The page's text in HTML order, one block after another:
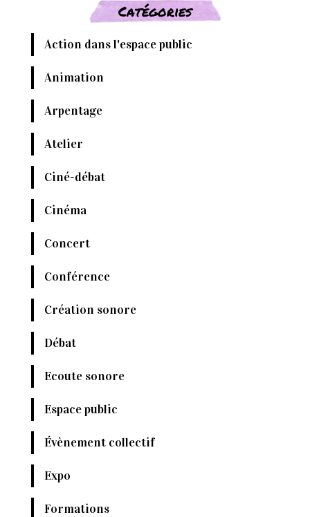
Catégories
Action dans l'espace public
Animation
Arpentage
Atelier
Ciné-débat
Cinéma
Concert
Conférence
Création sonore
Débat
Ecoute sonore
Espace public
Évènement collectif
Expo
Formations